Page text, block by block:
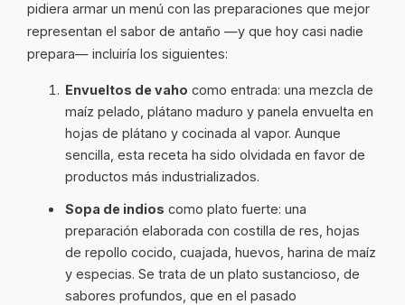
pidiera armar un menú con las preparaciones que mejor
representan el sabor de antaño —y que hoy casi nadie
prepara— incluiría los siguientes:
Envueltos de vaho como entrada: una mezcla de
maíz pelado, plátano maduro y panela envuelta en
hojas de plátano y cocinada al vapor. Aunque
sencilla, esta receta ha sido olvidada en favor de
productos más industrializados.
Sopa de indios como plato fuerte: una
preparación elaborada con costilla de res, hojas
de repollo cocido, cuajada, huevos, harina de maíz
y especias. Se trata de un plato sustancioso, de
sabores profundos, que en el pasado